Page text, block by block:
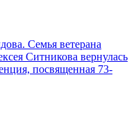
Семья ветерана
Ситникова вернулась
посвященная 73-